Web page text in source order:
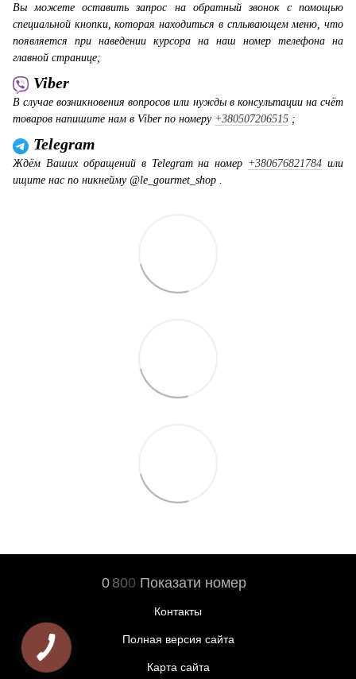
Вы можете оставить запрос на обратный звонок с помощью
специальной кнопки, которая находиться в сплывающем меню, что
появляется при наведении курсора на наш номер телефона на
главной странице;
Viber
В случае возникновения вопросов или нужды в консультации на счёт
товаров напишите нам в Viber по номеру +380507206515 ;
Telegram
Ждём Ваших обращений в Telegram на номер +380676821784 или
ищите нас по никнейму @le_gourmet_shop .
0 800 Показати номер
Контакты
Полная версия сайта
Карта сайта